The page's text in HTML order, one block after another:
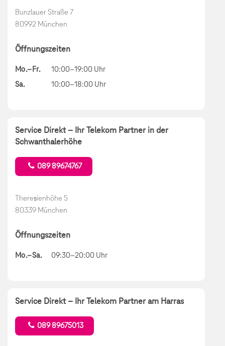
Bunzlauer Straße 7
80992 München
Öffnungszeiten
Mo.–Fr.
10:00–19:00 Uhr
Sa.
10:00–18:00 Uhr
Service Direkt – Ihr Telekom Partner in der
Schwanthalerhöhe
089 89674767
Theresienhöhe 5
80339 München
Öffnungszeiten
Mo.–Sa. 09:30–20:00 Uhr
Service Direkt – Ihr Telekom Partner am Harras
089 89675013